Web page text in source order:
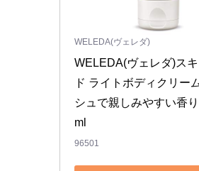
WELEDA(ヴェレダ)
WELEDA(ヴェレダ)ス
ド ライトボディクリー
シュで親しみやすい香
ml
96501